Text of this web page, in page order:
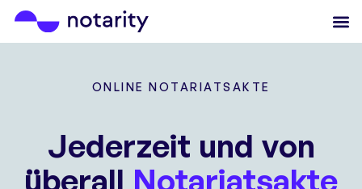
ONLINE NOTARIATSAKTE
Jederzeit und von
überall Notariatsakte